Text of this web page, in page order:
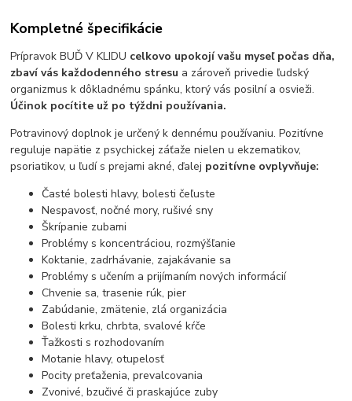
Kompletné špecifikácie
Prípravok BUĎ V KLIDU celkovo upokojí vašu myseľ počas dňa,
zbaví vás každodenného stresu a zároveň privedie ľudský
organizmus k dôkladnému spánku, ktorý vás posilní a osvieži.
Účinok pocítite už po týždni používania.
Potravinový doplnok je určený k dennému používaniu. Pozitívne
reguluje napätie z psychickej záťaže nielen u ekzematikov,
psoriatikov, u ľudí s prejami akné, ďalej pozitívne ovplyvňuje:
Časté bolesti hlavy, bolesti čeľuste
Nespavosť, nočné mory, rušivé sny
Škrípanie zubami
Problémy s koncentráciou, rozmýšľanie
Koktanie, zadrhávanie, zajakávanie sa
Problémy s učením a prijímaním nových informácií
Chvenie sa, trasenie rúk, pier
Zabúdanie, zmätenie, zlá organizácia
Bolesti krku, chrbta, svalové kŕče
Ťažkosti s rozhodovaním
Motanie hlavy, otupelosť
Pocity preťaženia, prevalcovania
Zvonivé, bzučivé či praskajúce zuby